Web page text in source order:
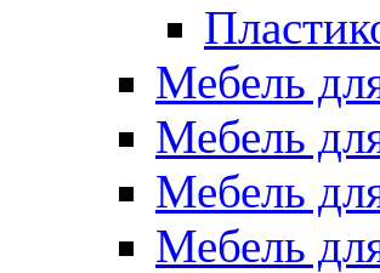
Мебель
Мебель
Мебель
Мебель